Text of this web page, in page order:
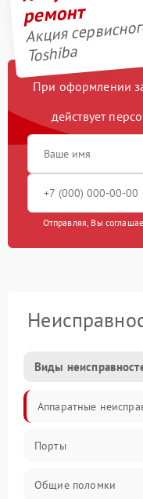
ремонт
Акция
Toshiba
При оформлении
действует
Отправляя, Вы
Виды
Аппаратные
Порты
Общие поломки